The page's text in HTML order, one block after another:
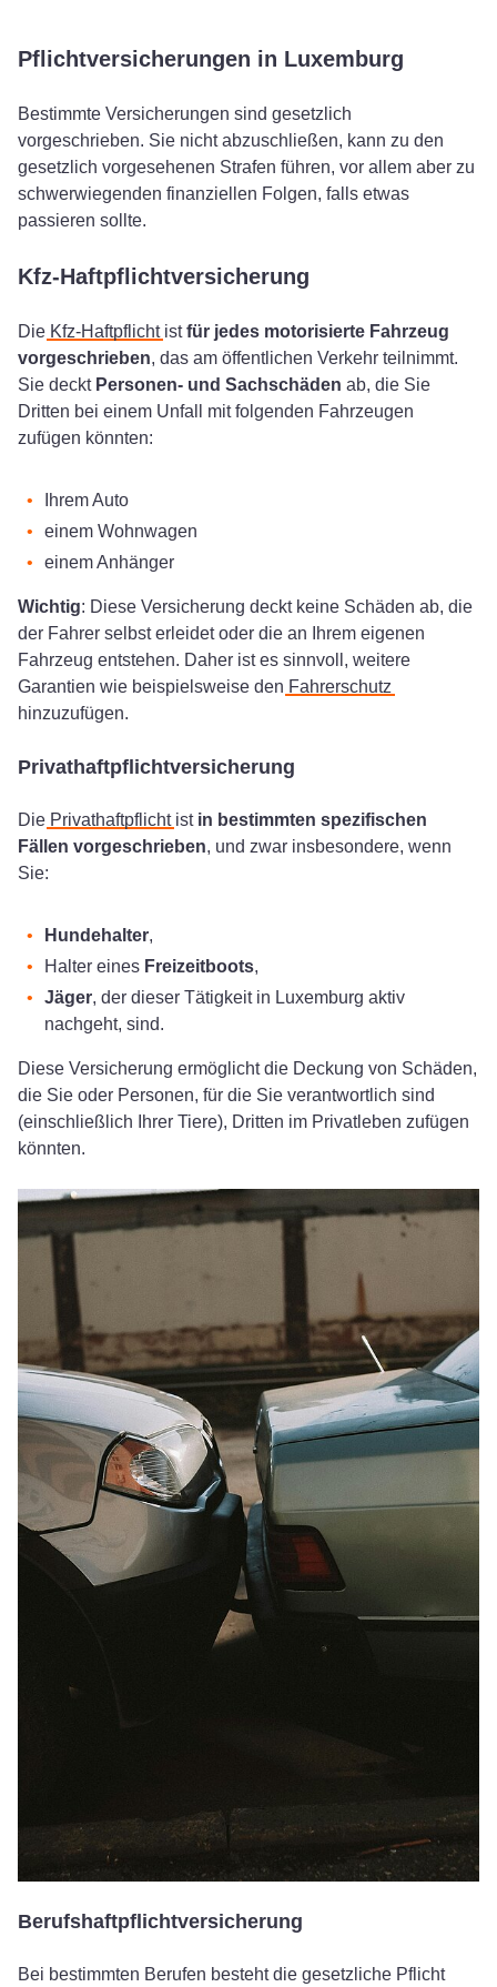
Pflichtversicherungen in Luxemburg
Bestimmte Versicherungen sind gesetzlich
vorgeschrieben. Sie nicht abzuschließen, kann zu den
gesetzlich vorgesehenen Strafen führen, vor allem aber zu
schwerwiegenden finanziellen Folgen, falls etwas
passieren sollte.
Kfz-Haftpflichtversicherung
Die Kfz-Haftpflichtistfür jedes motorisierte Fahrzeug
vorgeschrieben, das am öffentlichen Verkehr teilnimmt.
Sie deckt Personen- und Sachschäden ab, die Sie
Dritten bei einem Unfall mit folgenden Fahrzeugen
zufügen könnten:
Ihrem Auto
einem Wohnwagen
einem Anhänger
Wichtig: Diese Versicherung deckt keine Schäden ab, die
der Fahrer selbst erleidet oder die an Ihrem eigenen
Fahrzeug entstehen. Daher ist es sinnvoll, weitere
Garantien wie beispielsweise den Fahrerschutz
hinzuzufügen.
Privathaftpflichtversicherung
Die Privathaftpflichtist in bestimmten spezifischen
Fällen vorgeschrieben, und zwar insbesondere, wenn
Sie:
Hundehalter,
Halter eines Freizeitboots,
Jäger, der dieser Tätigkeit in Luxemburg aktiv
nachgeht, sind.
Diese Versicherung ermöglicht die Deckung von Schäden,
die Sie oder Personen, für die Sie verantwortlich sind
(einschließlich Ihrer Tiere), Dritten im Privatleben zufügen
könnten.
Berufshaftpflichtversicherung
Bei bestimmten Berufen besteht die gesetzliche Pflicht